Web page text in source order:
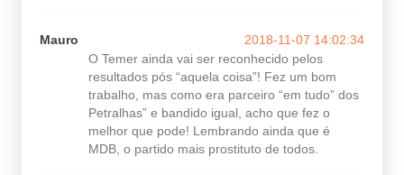
Mauro
2018-11-07 14:02:34
O Temer ainda vai ser reconhecido pelos
resultados pós “aquela coisa”! Fez um bom
trabalho, mas como era parceiro “em tudo” dos
Petralhas” e bandido igual, acho que fez o
melhor que pode! Lembrando ainda que é
MDB, o partido mais prostituto de todos.